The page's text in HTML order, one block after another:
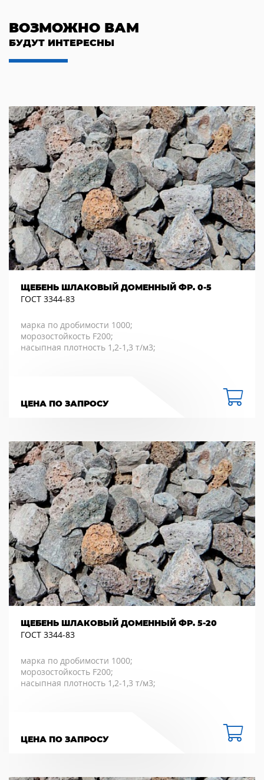
ВОЗМОЖНО ВАМ
БУДУТ ИНТЕРЕСНЫ
ЩЕБЕНЬ ШЛАКОВЫЙ ДОМЕННЫЙ ФР. 0-5
ГОСТ 3344-83
марка по дробимости 1000;
морозостойкость F200;
насыпная плотность 1,2-1,3 т/м3;
ЦЕНА ПО ЗАПРОСУ
ЩЕБЕНЬ ШЛАКОВЫЙ ДОМЕННЫЙ ФР. 5-20
ГОСТ 3344-83
марка по дробимости 1000;
морозостойкость F200;
насыпная плотность 1,2-1,3 т/м3;
ЦЕНА ПО ЗАПРОСУ